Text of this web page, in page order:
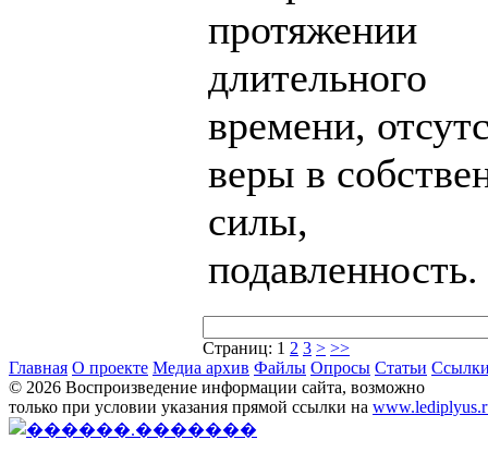
протяжении
длительного
времени,
веры в
силы,
подавленность.
Страниц: 1 2 3 > >>
Главная О проекте Медиа архив Файлы Опросы Статьи
© 2026 Воспроизведение информации сайта, возможно
только при условии указания прямой ссылки на